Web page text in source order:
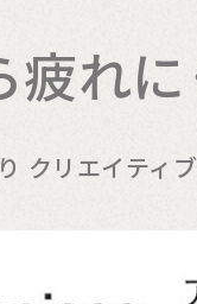
疲れ
クリエイティ